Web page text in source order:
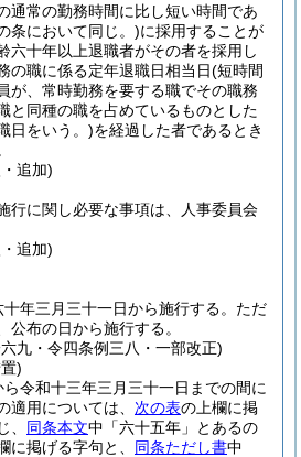
通常の勤務時間に比し短い時間であ
条において同じ。)に採用することが
六十年以上退職者がその者を採用し
の職に係る定年退職日相当日(短時間
が、常時勤務を要する職でその職務
と同種の職を占めているものとした
日をいう。)を経過した者であるとき
追加)
行に関し必要な事項は、人事委員会
追加)
年三月三十一日から施行する。 ただ
公布の日から施行する。
九・令四条例三八・一部改正)
)
令和十三年三月三十一日までの間に
適用については、 次の表の上欄に掲
、 同条本文中「六十五年」とあるの
に掲げる字句と、 同条ただし書中